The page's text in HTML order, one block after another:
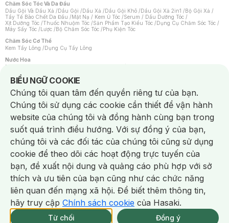
Chăm Sóc Tóc Và Da Đầu
Dầu Gội Và Dầu Xả /Dầu Gội /Dầu Xả /Dầu Gội Khô /Dầu Gội Xả 2in1 /Bộ Gội Xả /
Tẩy Tế Bào Chết Da Đầu /Mặt Nạ / Kem Ủ Tóc /Serum / Dầu Dưỡng Tóc /
Xịt Dưỡng Tóc /Thuốc Nhuộm Tóc /Sản Phẩm Tạo Kiểu Tóc /Dụng Cụ Chăm Sóc Tóc /
Máy Sấy Tóc /Lược /Bộ Chăm Sóc Tóc /Phụ Kiện Tóc
Chăm Sóc Cơ Thể
Kem Tẩy Lông /Dụng Cụ Tẩy Lông
Nước Hoa
Nước Hoa Nữ
Chăm Sóc Cá Nhân
Chống Muỗi /Khẩu Trang /Máy Massage/Mặt Nạ Xông Hơi /Nước Rửa Tay/
Sản Phẩm Chăm Sóc Khác /Bàn Chải Đánh Răng /Bàn Chải Điện/
Hỗ Trợ Trắng Răng/Kem Đánh Răng /Máy Tăm Nước/ Nước Súc Miệng/
Tăm / Chỉ Nha Khoa/ Xịt Thơm Miệng / Dung Dịch Vệ Sinh/Dưỡng Vùng Kín/
Khăn Ướt Vệ Sinh Vùng Kín/Băng Vệ Sinh/Tampon/Bọt Cạo Râu /Dao Cạo Râu/
Máy Cạo Râu
Vấn Đề Về Da
Da Dầu / Lỗ Chân Lông To/ Da Khô / Mất Nước/ Da Lão Hóa/ Da Mụn/
Da Nhạy Cảm / Kích Ứng
Da Xỉn Màu Thâm / Nám / Tàn Nhang
Quầng Thâm & Bọng Mắt /Sẹo /Viêm Da Cơ Địa
Dụng Cụ / Phụ Kiện Chăm Sóc Da
Bông Tẩy Trang
Khăn Lau Mặt Khô Dụng Cụ / Máy Rửa Mặt Máy Chăm Sóc Da
Dụng Cụ Chăm Sóc Khác
BIỂU NGỮ COOKIE
Notice about cookies usage
Chúng tôi quan tâm đến quyền riêng tư của bạn.
Chúng tôi sử dụng các cookie cần thiết để vận hành
website của chúng tôi và đồng hành cùng bạn trong
suốt quá trình điều hướng. Với sự đồng ý của bạn,
chúng tôi và các đối tác của chúng tôi cũng sử dụng
cookie để theo dõi các hoạt động trực tuyến của
bạn, đề xuất nội dung và quảng cáo phù hợp với sở
thích và ưu tiên của bạn cũng như các chức năng
liên quan đến mạng xã hội. Để biết thêm thông tin,
hãy truy cập Chính sách cookie của Hasaki.
Từ chối Đồng ý